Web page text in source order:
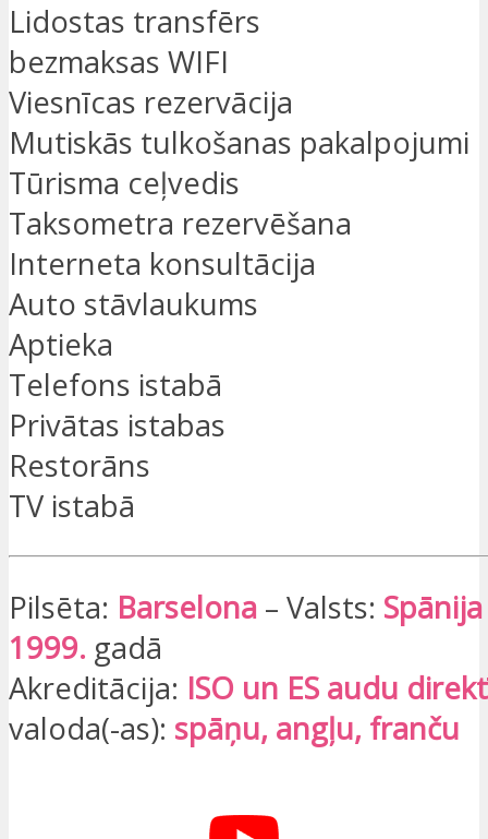
Lidostas transfērs
bezmaksas WIFI
Viesnīcas rezervācija
Mutiskās tulkošanas pakalpojumi
Tūrisma ceļvedis
Taksometra rezervēšana
Interneta konsultācija
Auto stāvlaukums
Aptieka
Telefons istabā
Privātas istabas
Restorāns
TV istabā
Pilsēta: Barselona – Valsts: Spānija
1999. gadā
Akreditācija: ISO un ES audu
valoda(-as): spāņu, angļu, franču